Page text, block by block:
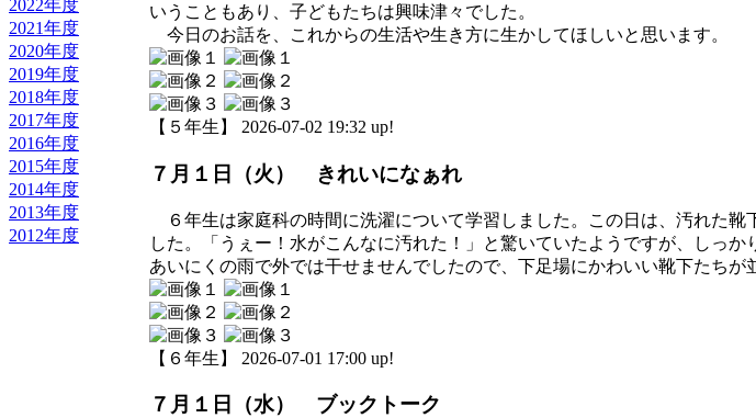
2022年度
2021年度
2020年度
2019年度
2018年度
2017年度
2016年度
2015年度
2014年度
2013年度
2012年度
いうこともあり、子どもたちは興味津々でした。
今日のお話を、これからの生活や生き方に生かしてほしいと思います。
【５年生】 2026-07-02 19:32 up!
７月１日（火） きれいになぁれ
６年生は家庭科の時間に洗濯について学習しました。この日は、汚れた靴
した。「うぇー！水がこんなに汚れた！」と驚いていたようですが、しっ
あいにくの雨で外では干せませんでしたので、下足場にかわいい靴下たちが
【６年生】 2026-07-01 17:00 up!
７月１日（水） ブックトーク